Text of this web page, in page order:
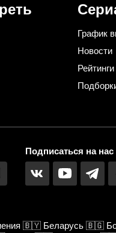
График
Новости
Рейтинги
Подписаться на нас
🇧🇾 Беларусь 🇧🇬